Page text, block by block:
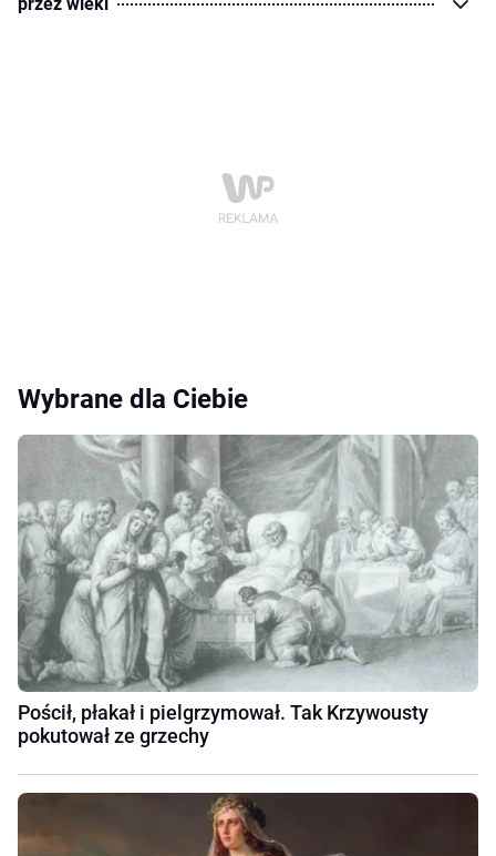
Wybrane dla Ciebie
Pościł, płakał i pielgrzymował. Tak Krzywousty
pokutował ze grzechy